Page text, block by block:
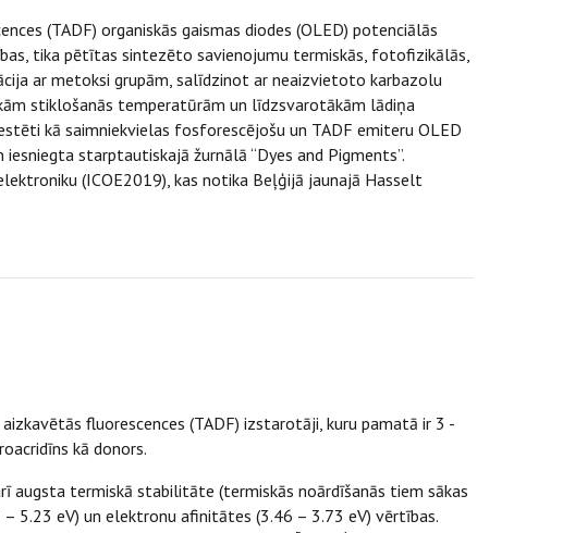
(TADF) organiskās gaismas diodes (OLED) potenciālās
tika pētītas sintezēto savienojumu termiskās, fotofizikālās,
ar metoksi grupām, salīdzinot ar neaizvietoto karbazolu
stiklošanās temperatūrām un līdzsvarotākām lādiņa
kā saimniekvielas fosforescējošu un TADF emiteru OLED
starptautiskajā žurnālā “Dyes and Pigments”.
(ICOE2019), kas notika Beļģijā jaunajā Hasselt
fluorescences (TADF) izstarotāji, kuru pamatā ir 3 -
kā donors.
augsta termiskā stabilitāte (termiskās noārdīšanās tiem sākas
5.23 eV) un elektronu afinitātes (3.46 – 3.73 eV) vērtības.